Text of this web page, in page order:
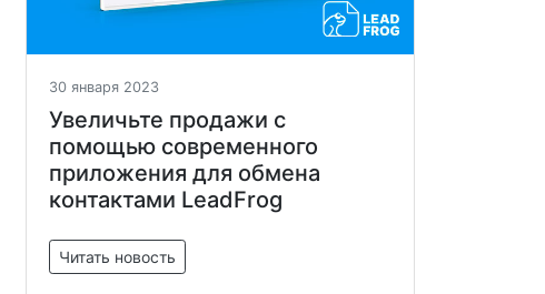
30 января 2023
Увеличьте продажи с
помощью современного
приложения для обмена
контактами LeadFrog
Читать новость